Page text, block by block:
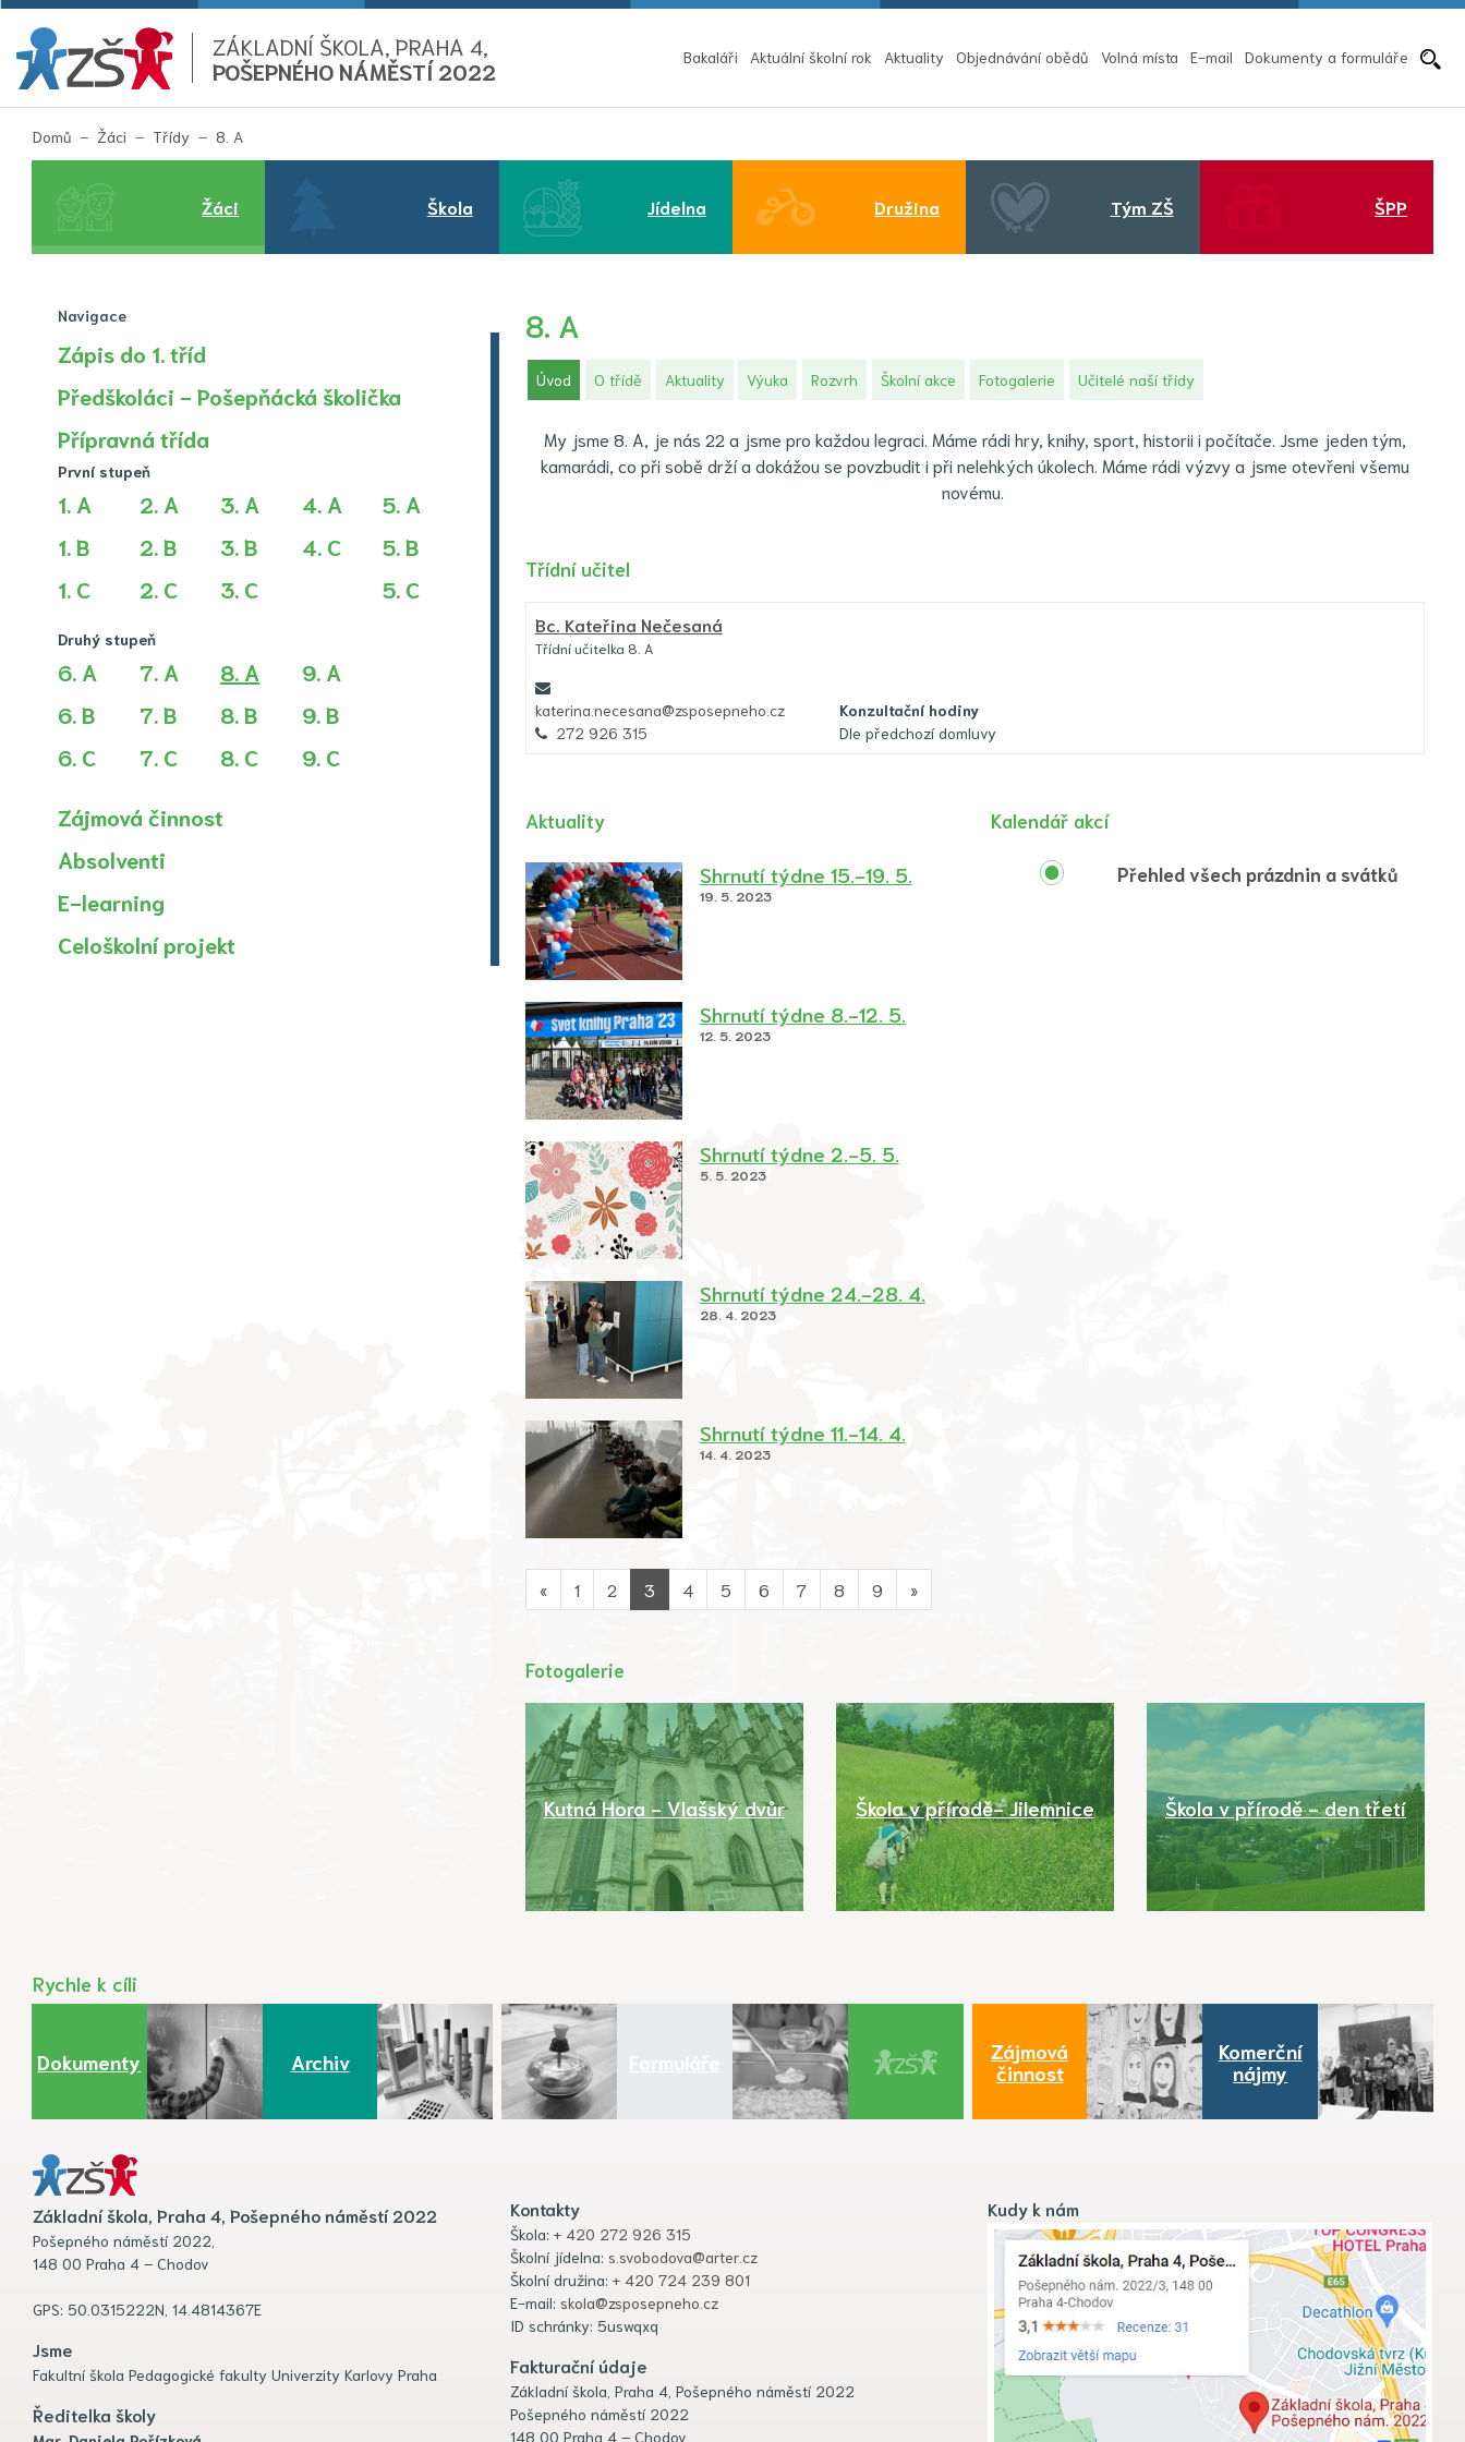
ZÁKLADNÍ ŠKOLA, PRAHA 4,
POŠEPNÉHO NÁMĚSTÍ 2022
Bakaláři Aktuální školní rok Aktuality Objednávání obědů Volná místa E-mail Dokumenty a formuláře
Domů Žáci Třídy 8. A
Žáci Škola Jídelna Družina Tým ZŠ ŠPP
Navigace
Zápis do 1. tříd
Předškoláci - Pošepňácká školička
Přípravná třída
První stupeň
1. A
1. B
1. C
2. A
2. B
2. C
3. A
3. B
3. C
4. A
4. C
5. A
5. B
5. C
Druhý stupeň
6. A
6. B
6. C
7. A
7. B
7. C
8. A (aktuální)
8. B
8. C
9. A
9. B
9. C
Zájmová činnost
Absolventi
E-learning
Celoškolní projekt
8. A
Úvod (aktuální)
O třídě Aktuality Výuka Rozvrh Školní akce Fotogalerie Učitelé naší třídy
My jsme 8. A, je nás 22 a jsme pro každou legraci. Máme rádi hry, knihy, sport, historii i počítače. Jsme jeden tým,
kamarádi, co při sobě drží a dokážou se povzbudit i při nelehkých úkolech. Máme rádi výzvy a jsme otevřeni všemu
novému.
Třídní učitel
Bc. Kateřina Nečesaná
Třídní učitelka 8. A
katerina.necesana@zsposepneho.cz
272 926 315
Konzultační hodiny
Dle předchozí domluvy
Aktuality
Shrnutí týdne 15.-19. 5.
19. 5. 2023
Shrnutí týdne 8.-12. 5.
12. 5. 2023
Shrnutí týdne 2.-5. 5.
5. 5. 2023
Shrnutí týdne 24.-28. 4.
28. 4. 2023
Shrnutí týdne 11.-14. 4.
14. 4. 2023
« 1 2 3 4 5 6 7 8 9 »
Kalendář akcí
Přehled všech prázdnin a svátků
Fotogalerie
Kutná Hora - Vlašský dvůr Škola v přírodě- Jilemnice Škola v přírodě - den třetí
Rychle k cíli
Dokumenty Archiv
Zájmová
činnost
Komerční
nájmy
Základní škola, Praha 4, Pošepného náměstí 2022
Pošepného náměstí 2022,
148 00 Praha 4 – Chodov
GPS: 50.0315222N, 14.4814367E
Jsme
Fakultní škola Pedagogické fakulty Univerzity Karlovy Praha
Ředitelka školy
Kontakty
Škola: + 420 272 926 315
Školní jídelna: s.svobodova@arter.cz
Školní družina: + 420 724 239 801
E-mail: skola@zsposepneho.cz
ID schránky: 5uswqxq
Fakturační údaje
Základní škola, Praha 4, Pošepného náměstí 2022
Pošepného náměstí 2022
148 00 Praha 4 – Chodov
Kudy k nám